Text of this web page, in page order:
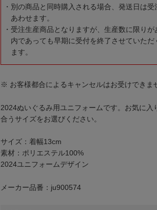
別の商品と同時購入される場合、発送日は受
あわせます。
受注生産商品となりますが、生産数に限りが
内であっても早期に受付を終了させていただ
ます。
※ お客様都合によるキャンセルはお受けできま
2024ぬいぐるみ用ユニフォームです。お気に入
合うサイズをお選びください。
サイズ：着幅13cm
素材：ポリエステル100%
2024ユニフォームデザイン
メーカー品番：ju900574